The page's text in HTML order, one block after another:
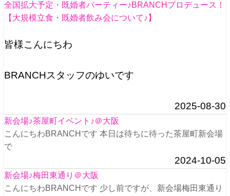
全国拡大予定・既婚者パーティー♪BRANCHプロデュース！
【大規模立食・既婚者飲み会について♪】
皆様こんにちわ
BRANCHスタッフのゆいです
2025-08-30
新会場♪茶屋町イベント♪＠大阪
こんにちわBRANCHです 本日は待ちに待った茶屋町新会場
で
2024-10-05
新会場♪梅田東通り＠大阪
こんにちわBRANCHです 少し前ですが、新会場梅田東通り